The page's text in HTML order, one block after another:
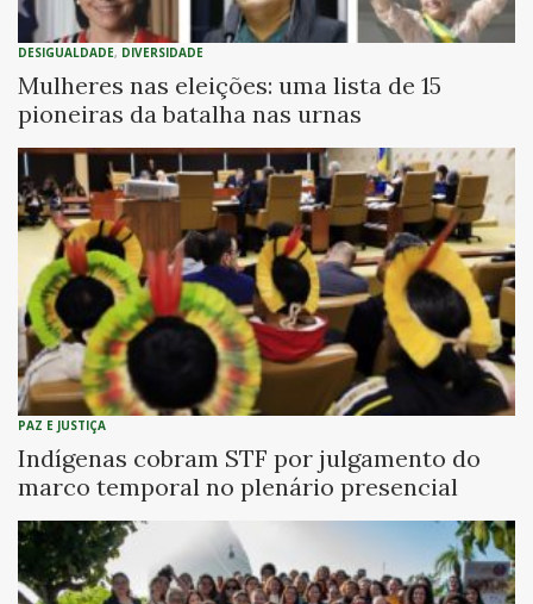
DESIGUALDADE, DIVERSIDADE
Mulheres nas eleições: uma lista de 15
pioneiras da batalha nas urnas
PAZ E JUSTIÇA
Indígenas cobram STF por julgamento do
marco temporal no plenário presencial